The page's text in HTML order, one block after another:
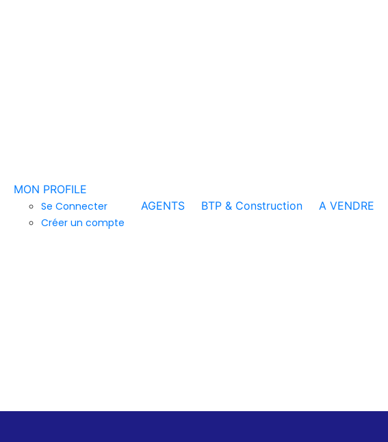
MON PROFILE
Se Connecter
Créer un compte
AGENTS BTP & Construction A VENDRE